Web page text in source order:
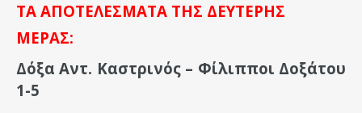
ΤΑ ΑΠΟΤΕΛΕΣΜΑΤΑ ΤΗΣ ΔΕΥΤΕΡΗΣ
ΜΕΡΑΣ:
Δόξα Αντ. Καστρινός – Φίλιπποι Δοξάτου
1-5